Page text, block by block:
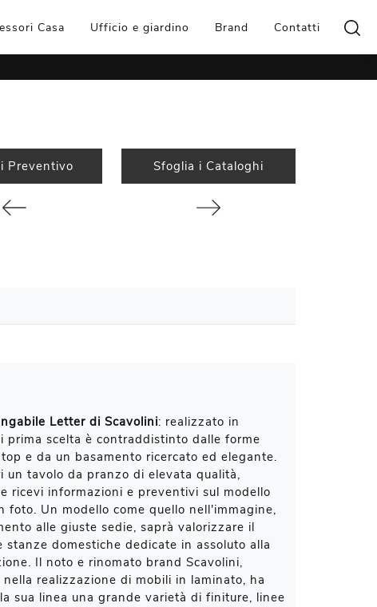
Casa Ufficio e giardino Brand Contatti
Preventivo Sfoglia i Cataloghi
Letter di Scavolini: realizzato in
prima scelta è contraddistinto dalle forme
e da un basamento ricercato ed elegante.
un tavolo da pranzo di elevata qualità,
ricevi informazioni e preventivi sul modello
foto. Un modello come quello nell'immagine,
alle giuste sedie, saprà valorizzare il
stanze domestiche dedicate in assoluto alla
Il noto e rinomato brand Scavolini,
nella realizzazione di mobili in laminato, ha
sua linea una grande varietà di finiture, linee